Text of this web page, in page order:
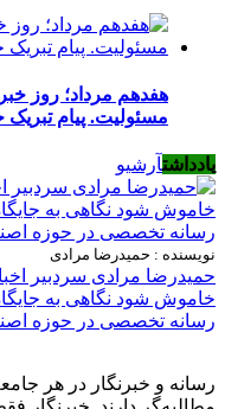
هفدهم مرداد؛ روز
مسئولیت. پیام
یادداشتآرشیو
نویسنده : حمیدرضا مرادی
حمیدرضا مرادی سردبیر
خاموش شود نگاهی به
رسانه تخصصی در حوزه
رسانه و خبرنگار در هر